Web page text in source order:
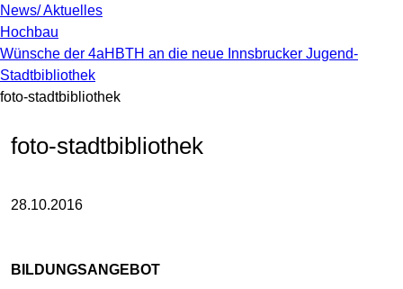
News/ Aktuelles
Hochbau
Wünsche der 4aHBTH an die neue Innsbrucker Jugend-
Stadtbibliothek
foto-stadtbibliothek
foto-stadtbibliothek
28.10.2016
BILDUNGSANGEBOT